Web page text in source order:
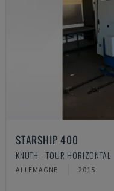
STARSHIP 400
KNUTH - TOUR HORIZONTAL
ALLEMAGNE 2015